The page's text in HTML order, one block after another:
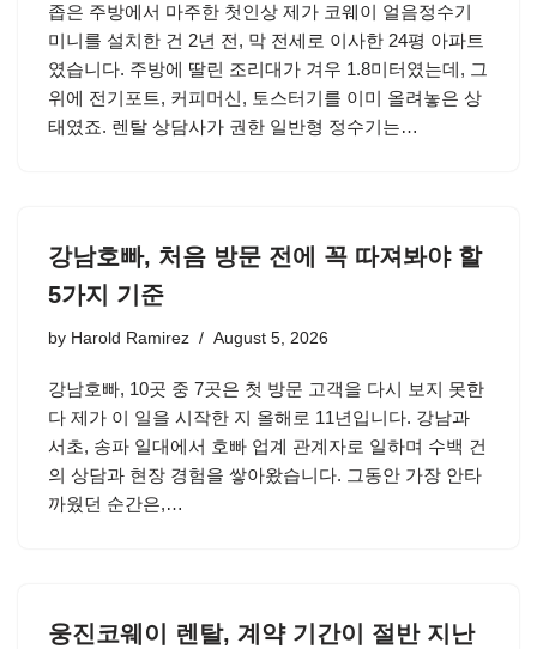
좁은 주방에서 마주한 첫인상 제가 코웨이 얼음정수기
미니를 설치한 건 2년 전, 막 전세로 이사한 24평 아파트
였습니다. 주방에 딸린 조리대가 겨우 1.8미터였는데, 그
위에 전기포트, 커피머신, 토스터기를 이미 올려놓은 상
태였죠. 렌탈 상담사가 권한 일반형 정수기는…
강남호빠, 처음 방문 전에 꼭 따져봐야 할
5가지 기준
by Harold Ramirez August 5, 2026
강남호빠, 10곳 중 7곳은 첫 방문 고객을 다시 보지 못한
다 제가 이 일을 시작한 지 올해로 11년입니다. 강남과
서초, 송파 일대에서 호빠 업계 관계자로 일하며 수백 건
의 상담과 현장 경험을 쌓아왔습니다. 그동안 가장 안타
까웠던 순간은,…
웅진코웨이 렌탈, 계약 기간이 절반 지난